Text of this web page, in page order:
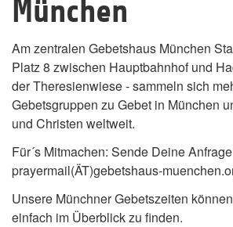
München
Am zentralen Gebetshaus München
Platz 8 zwischen Hauptbahnhof und
der Theresienwiese - sammeln sich
Gebetsgruppen zu Gebet in München
und Christen weltweit.
Für´s Mitmachen: Sende Deine
prayermail(ÄT)gebetshaus-
Unsere Münchner Gebetszeiten
einfach im Überblick zu finden.
12am
02am
03am